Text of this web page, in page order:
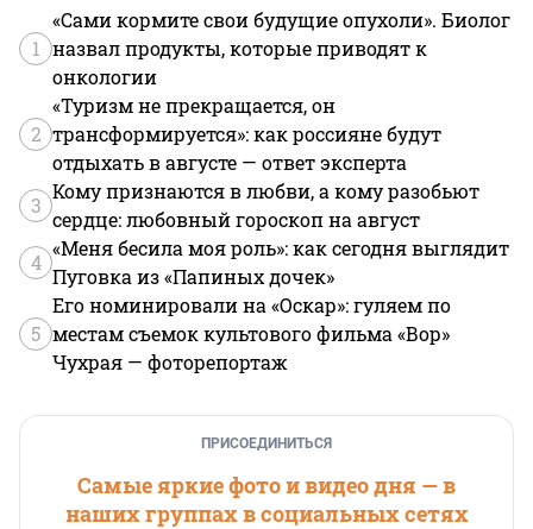
1
«Сами кормите свои будущие опухоли». Биолог
назвал продукты, которые приводят к
онкологии
2
«Туризм не прекращается, он
трансформируется»: как россияне будут
отдыхать в августе — ответ эксперта
3
Кому признаются в любви, а кому разобьют
сердце: любовный гороскоп на август
4
«Меня бесила моя роль»: как сегодня выглядит
Пуговка из «Папиных дочек»
5
Его номинировали на «Оскар»: гуляем по
местам съемок культового фильма «Вор»
Чухрая — фоторепортаж
ПРИСОЕДИНИТЬСЯ
Самые яркие фото и видео дня — в
наших группах в социальных сетях